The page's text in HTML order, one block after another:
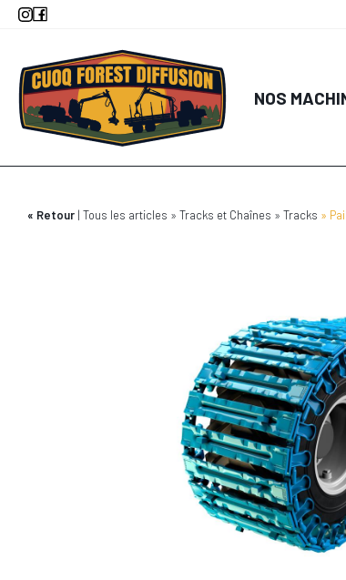
Aller
principal
NOS
Retour Tous les articles Tracks et Chaînes Tracks